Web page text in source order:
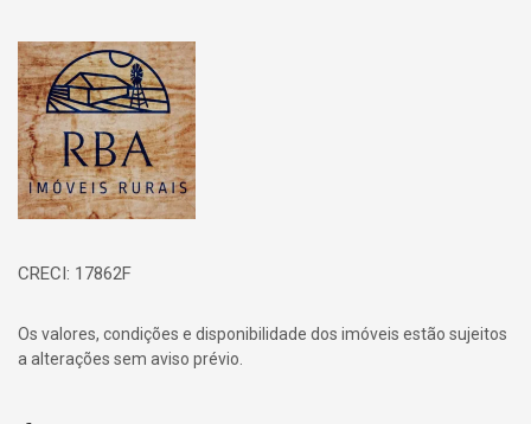
Página inicial
CRECI: 17862F
Os valores, condições e disponibilidade dos imóveis estão sujeitos
a alterações sem aviso prévio.